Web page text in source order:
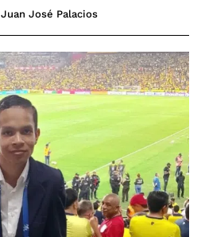
Juan José Palacios